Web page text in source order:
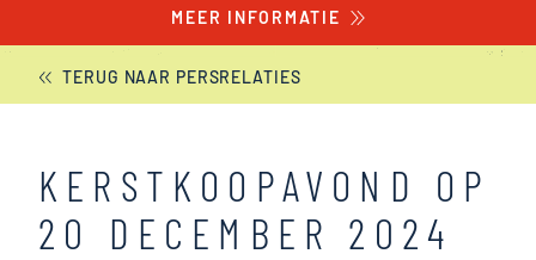
MEER INFORMATIE
TERUG NAAR PERSRELATIES
KERSTKOOPAVOND OP
20 DECEMBER 2024